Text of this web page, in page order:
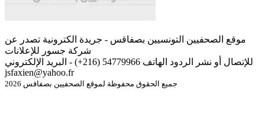
موقع الصحفيين التونسيين بصفاقس - جريدة الكترونية تصدر عن
شركة جسور للإعلانات
للإتصال أو نشر الردود الهاتف 54779966 (216+) - البريد الإلكتروني
jsfaxien@yahoo.fr
جميع الحقوق محفوظة لموقع الصحفيين بصفاقس 2026